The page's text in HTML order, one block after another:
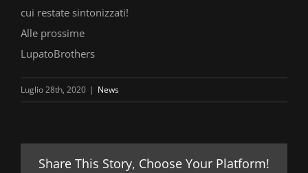
cui restate sintonizzati!
Alle prossime
LupatoBrothers
Luglio 28th, 2020 | News
Share This Story, Choose Your Platform!